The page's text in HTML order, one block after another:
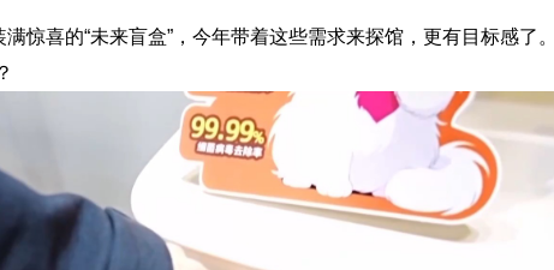
惊喜的“未来盲盒”，今年带着这些需求来探馆，更有目标感了